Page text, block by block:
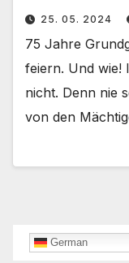
25. 05. 2024
75 Jahre
feiern. Und wie!
nicht. Denn nie
von den
German